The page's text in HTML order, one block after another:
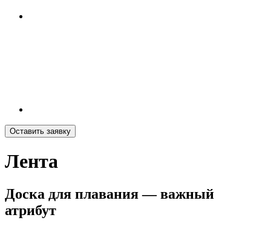
Оставить заявку
Лента
Доска для плавания — важный
атрибут